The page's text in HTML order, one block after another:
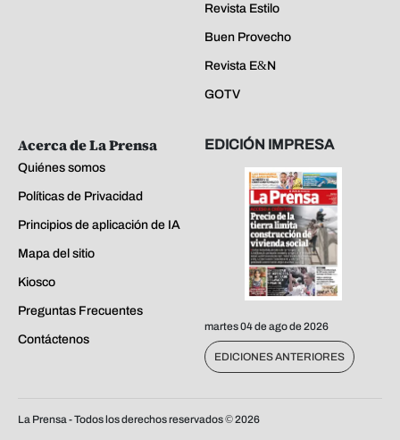
Revista Estilo
Buen Provecho
Revista E&N
GOTV
Acerca de La Prensa
Quiénes somos
Políticas de Privacidad
Principios de aplicación de IA
Mapa del sitio
Kiosco
Preguntas Frecuentes
Contáctenos
EDICIÓN IMPRESA
martes 04 de ago de 2026
EDICIONES ANTERIORES
La Prensa - Todos los derechos reservados ©2026